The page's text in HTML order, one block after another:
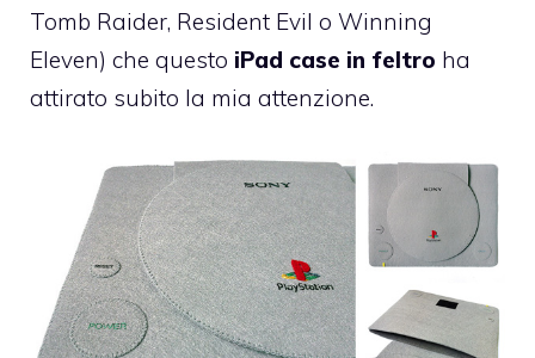
Tomb Raider, Resident Evil o Winning
Eleven) che questo iPad case in feltro ha
attirato subito la mia attenzione.